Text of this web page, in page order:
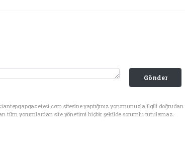
Gönder
sitesine yaptığınız yorumunuzla ilgili doğrudan
tüm yorumlardan site yönetimi hiçbir şekilde sorumlu tutulamaz.